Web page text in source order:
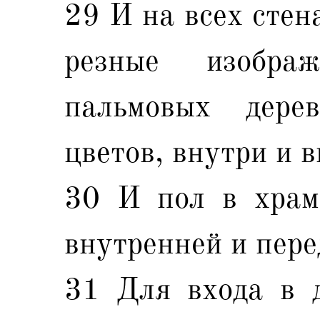
29 И на всех
резные
пальмовых
цветов, внутри и
30 И пол в
внутренней и
31 Для входа в